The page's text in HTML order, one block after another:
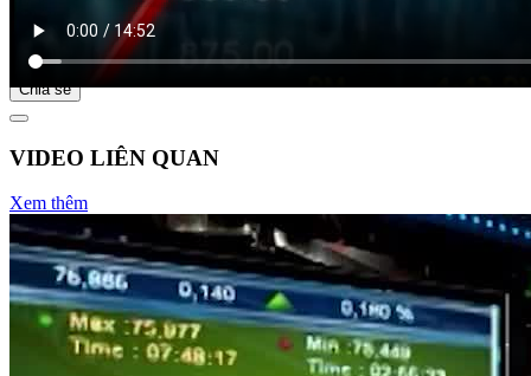
Bắt đầu tại
Chia sẻ
VIDEO LIÊN QUAN
Xem thêm